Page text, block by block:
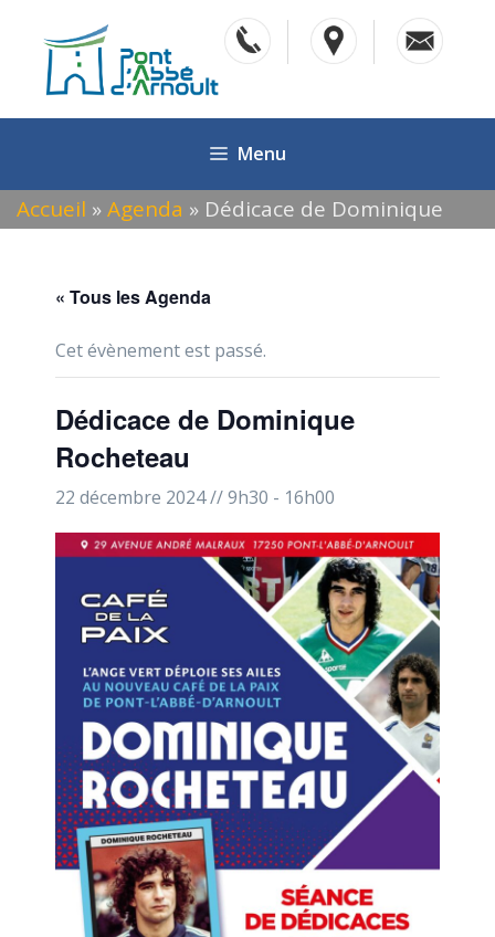
contenu
Menu
Accueil »Agenda » Dédicace de Dominique
« Tous les Agenda
Cet évènement est passé.
Dédicace de Dominique
Rocheteau
22 décembre 2024 // 9h30 - 16h00